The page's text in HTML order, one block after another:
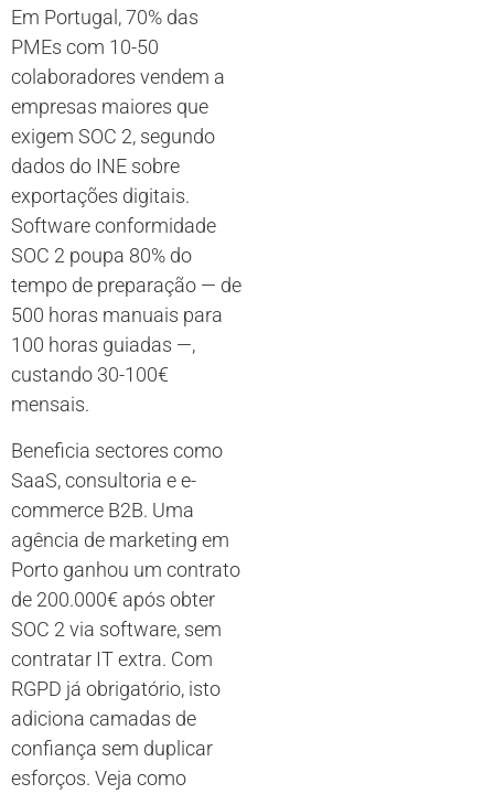
Em Portugal, 70% das
PMEs com 10-50
colaboradores vendem a
empresas maiores que
exigem SOC 2, segundo
dados do INE sobre
exportações digitais.
Software conformidade
SOC 2 poupa 80% do
tempo de preparação — de
500 horas manuais para
100 horas guiadas —,
custando 30-100€
mensais.
Beneficia sectores como
SaaS, consultoria e e-
commerce B2B. Uma
agência de marketing em
Porto ganhou um contrato
de 200.000€ após obter
SOC 2 via software, sem
contratar IT extra. Com
RGPD já obrigatório, isto
adiciona camadas de
confiança sem duplicar
esforços. Veja como